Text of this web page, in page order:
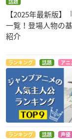
話題
【2025年最新版】
一覧！登場人物の
紹介
ランキング 話題 アニ
ランキング 話題 声優